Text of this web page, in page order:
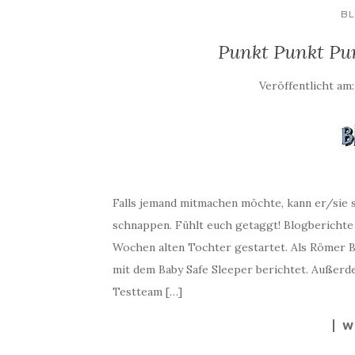
Punkt Punkt
Veröffentlicht
Falls jemand mitmachen möchte, kann er/
schnappen. Fühlt euch getaggt!
Wochen alten Tochter gestartet. Als Römer
mit dem Baby Safe Sleeper berichtet.
Testteam […]